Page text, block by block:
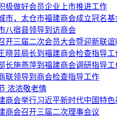
极做好会员企业上市推进工作
市，太仓市福建商会成立冠名基
八宿县领导到访商会
开三届二次会员大会暨迎新联谊
晓芸局长到福建商会检查指导工
长施燕萍到福建商会调研指导工
联领导到商会检查指导工作
浓浓敬老情
商会举行习近平新时代中国特
商会召开三届二次理事会议